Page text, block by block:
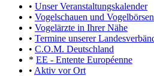
• Unser Veranstaltungskalender
• Vogelschauen und Vogelbörsen
• Vogelärzte in Ihrer Nähe
• Termine unserer
• C.O.M. Deutschland
* EE - Entente Européenne
• Aktiv vor Ort